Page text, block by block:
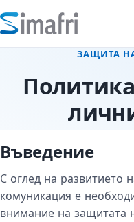
ЗАЩИТА
Въведение
С оглед на развитието
комуникация е
внимание на защитата